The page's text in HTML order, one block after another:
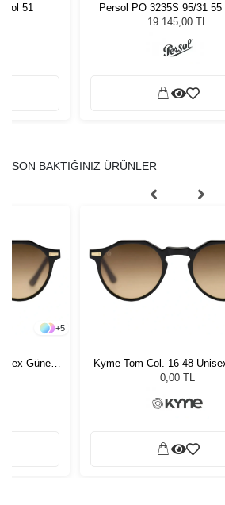
Col 51
Persol PO 3235S 95/31 55
Güneş Gözlüğü
19.145,00 TL
SON BAKTIĞINIZ ÜRÜNLER
+5
Güneş
Kyme Tom Col. 16 48
Gözlüğü
0,00 TL